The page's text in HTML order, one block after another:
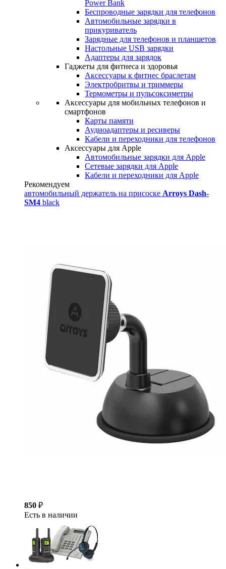
Power Bank
Беспроводные зарядки для телефонов
Автомобильные зарядки в
прикуриватель
Зарядные для телефонов и планшетов
Настольные USB зарядки
Адаптеры для зарядок
Гаджеты для фитнеса и здоровья
Аксессуары к фитнес браслетам
Электробритвы и триммеры
Термометры и пульсоксиметры
Аксессуары для мобильных телефонов и
смартфонов
Карты памяти
Аудиоадаптеры и ресиверы
Кабели и переходники для телефонов
Аксессуары для Apple
Автомобильные зарядки для Apple
Сетевые зарядки для Apple
Кабели и переходники для Apple
Рекомендуем
автомобильный держатель на присоске Arroys Dash-
SM4 black
850 ₽
Есть в наличии